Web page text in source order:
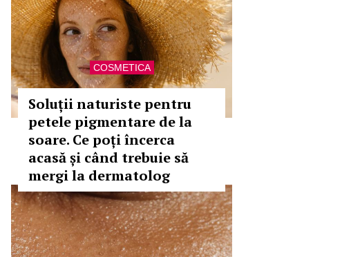
COSMETICA
Soluții naturiste pentru
petele pigmentare de la
soare. Ce poți încerca
acasă și când trebuie să
mergi la dermatolog